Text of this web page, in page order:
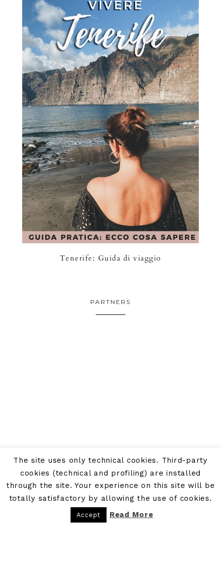
Tenerife: Guida di viaggio
PARTNERS
The site uses only technical cookies. Third-party
cookies (technical and profiling) are installed
through the site. Your experience on this site will be
totally satisfactory by allowing the use of cookies.
Accept Read More